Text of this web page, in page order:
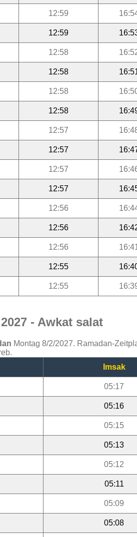
12:59
12:59
12:58
12:58
12:58
12:58
12:57
12:57
12:57
12:57
12:56
12:56
12:56
12:55
12:55
- Awkat salat
Montag 8/2/2027. Ramadan-
Imsak
05:17
05:16
05:15
05:13
05:12
05:11
05:09
05:08